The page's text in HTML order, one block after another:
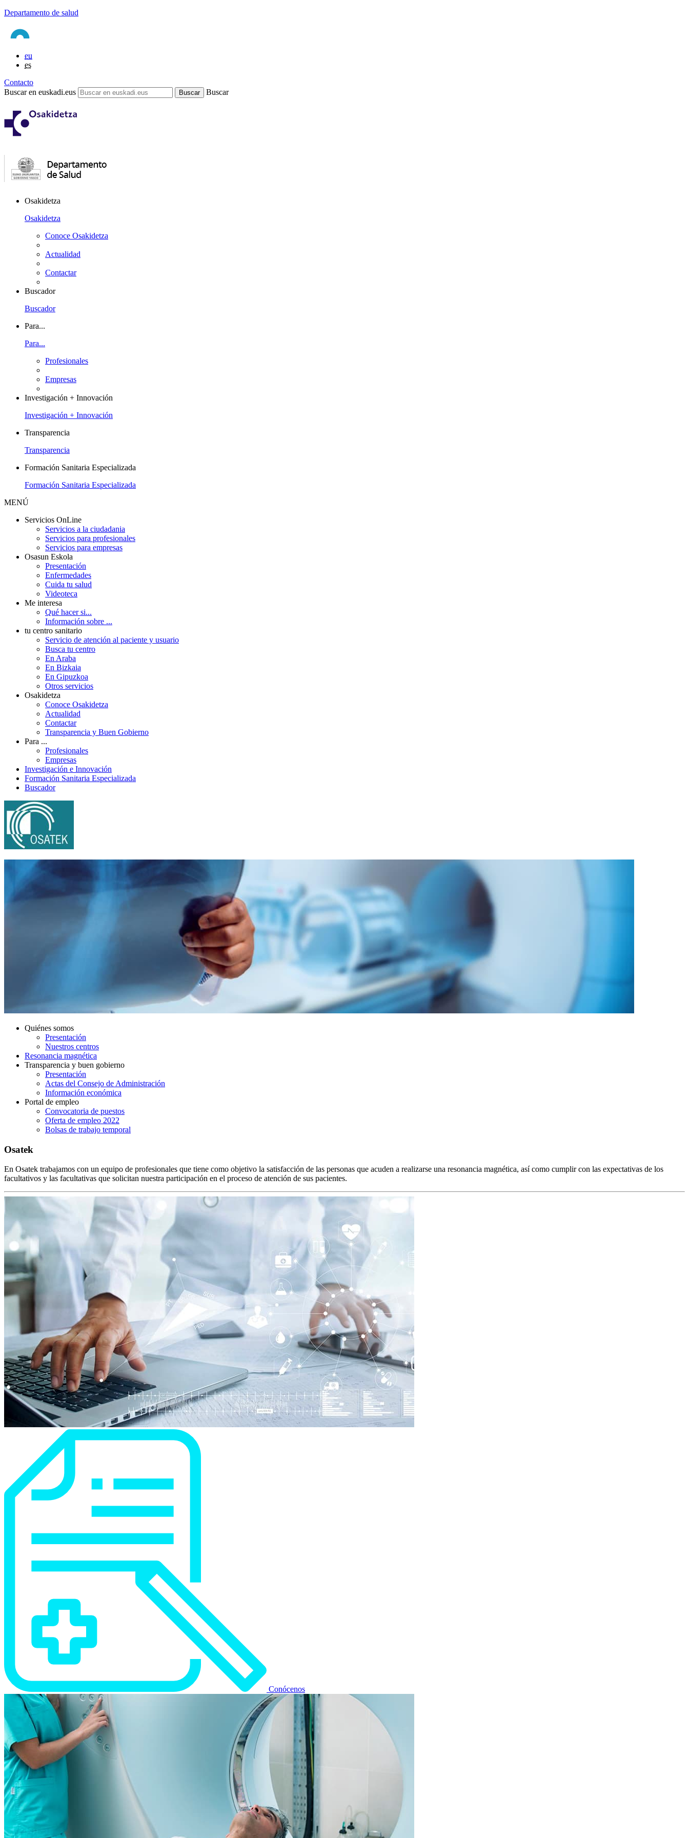
Departamento de salud
eu
es
Contacto
Buscar en euskadi.eus
Buscar
Osakidetza
Osakidetza
Conoce Osakidetza
Actualidad
Contactar
Buscador
Buscador
Para...
Para...
Profesionales
Empresas
Investigación + Innovación
Investigación + Innovación
Transparencia
Transparencia
Formación Sanitaria Especializada
Formación Sanitaria Especializada
MENÚ
Servicios OnLine
Servicios a la ciudadania
Servicios para profesionales
Servicios para empresas
Osasun Eskola
Presentación
Enfermedades
Cuida tu salud
Videoteca
Me interesa
Qué hacer si...
Información sobre ...
tu centro sanitario
Servicio de atención al paciente y usuario
Busca tu centro
En Araba
En Bizkaia
En Gipuzkoa
Otros servicios
Osakidetza
Conoce Osakidetza
Actualidad
Contactar
Transparencia y Buen Gobierno
Para ...
Profesionales
Empresas
Investigación e Innovación
Formación Sanitaria Especializada
Buscador
Quiénes somos
Presentación
Nuestros centros
Resonancia magnética
Transparencia y buen gobierno
Presentación
Actas del Consejo de Administración
Información económica
Portal de empleo
Convocatoria de puestos
Oferta de empleo 2022
Bolsas de trabajo temporal
Osatek
En Osatek trabajamos con un equipo de profesionales que tiene como objetivo la satisfacción de las personas que acuden a realizarse una resonancia magnética, así como cumplir con las expectativas de los
facultativos y las facultativas que solicitan nuestra participación en el proceso de atención de sus pacientes.
Conócenos